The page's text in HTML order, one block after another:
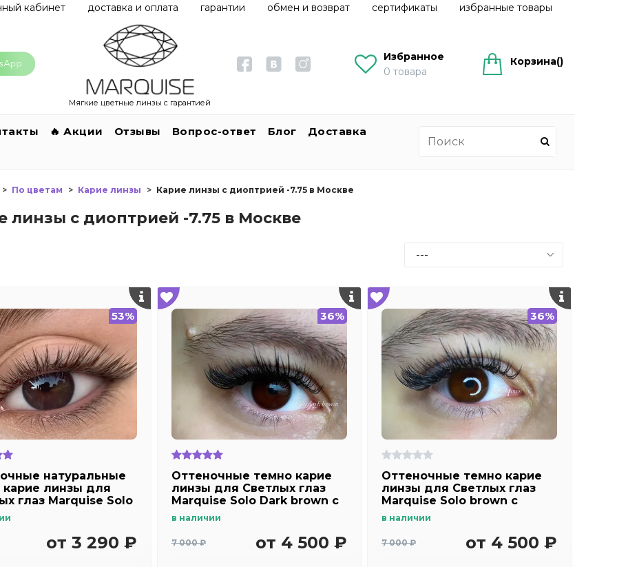
кабинет доставка и оплата гарантии обмен и возврат сертификаты избранные товары
Мягкие цветные линзы с гарантией
Избранное
0 товара
Корзина()
🔥 Акции Отзывы Вопрос-ответ Блог
Доставка
По цветам Карие линзы Карие линзы с диоптрией -7.75 в Москве
линзы с диоптрией -7.75 в Москве
53%
натуральные
карие линзы для
глаз Marquise Solo
диоптрии для
и
от 3 290 ₽
36%
Оттеночные темно карие
линзы для Светлых глаз
Marquise Solo Dark brown с
Плюсовые диоптрии для
дальнозоркости и
близорукости
в наличии
7 000 ₽ от 4 500 ₽
36%
Оттеночные темно карие
линзы для Светлых глаз
Marquise Solo brown с
Плюсовые диоптрии для
дальнозоркости и
близорукости
в наличии
7 000 ₽ от 4 500 ₽